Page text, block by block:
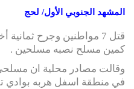
المشهد الجنوبي الأول/ لحج
قتل 7 مواطنين وجرح
كمين مسلح نصبه مسلحين .
وقالت مصادر محلية ان
في منطقة اسفل هربه بوادي